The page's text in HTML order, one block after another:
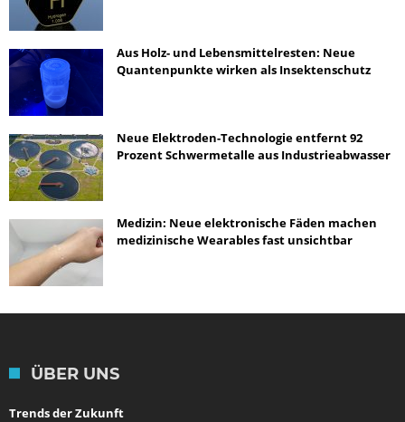
Aus Holz- und Lebensmittelresten: Neue
Quantenpunkte wirken als Insektenschutz
Neue Elektroden-Technologie entfernt 92
Prozent Schwermetalle aus Industrieabwasser
Medizin: Neue elektronische Fäden machen
medizinische Wearables fast unsichtbar
ÜBER UNS
Trends der Zukunft